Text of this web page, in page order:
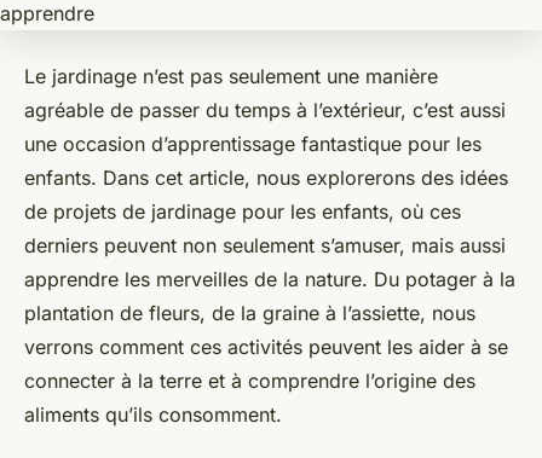
Le jardinage n’est pas seulement une manière
agréable de passer du temps à l’extérieur, c’est aussi
une occasion d’apprentissage fantastique pour les
enfants. Dans cet article, nous explorerons des idées
de projets de jardinage pour les enfants, où ces
derniers peuvent non seulement s’amuser, mais aussi
apprendre les merveilles de la nature. Du potager à la
plantation de fleurs, de la graine à l’assiette, nous
verrons comment ces activités peuvent les aider à se
connecter à la terre et à comprendre l’origine des
aliments qu’ils consomment.